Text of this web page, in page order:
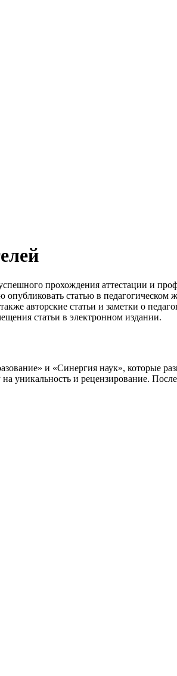
прохождения аттестации и
статью в педагогическом
авторские статьи и заметки о
статьи в электронном издании.
и «Синергия наук», которые
уникальность и рецензирование.